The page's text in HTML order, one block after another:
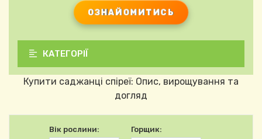
ОЗНАЙОМИТИСЬ
КАТЕГОРІЇ
Купити саджанці спіреї: Опис, вирощування та
догляд
Вік рослини: Горщик: